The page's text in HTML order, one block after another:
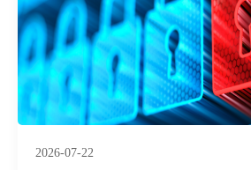
2026-07-22